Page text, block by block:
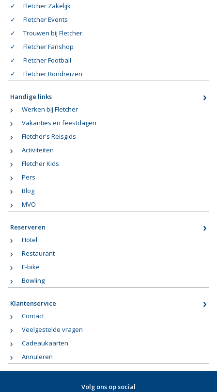
Fletcher Zakelijk
Fletcher Events
Trouwen bij Fletcher
Fletcher Fanshop
Fletcher Football
Fletcher Rondreizen
Handige links
Werken bij Fletcher
Vakanties en feestdagen
Fletcher's Reisgids
Activiteiten
Fletcher Kids
Pers
Blog
MVO
Reserveren
Hotel
Restaurant
E-bike
Bowling
Klantenservice
Contact
Veelgestelde vragen
Cadeaukaarten
Annuleren
Volg ons op social